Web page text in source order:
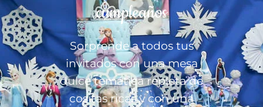
cumpleaños
Sorprende a todos tus
invitados con una mesa
dulce temática repleta de
cositas ricas y con una